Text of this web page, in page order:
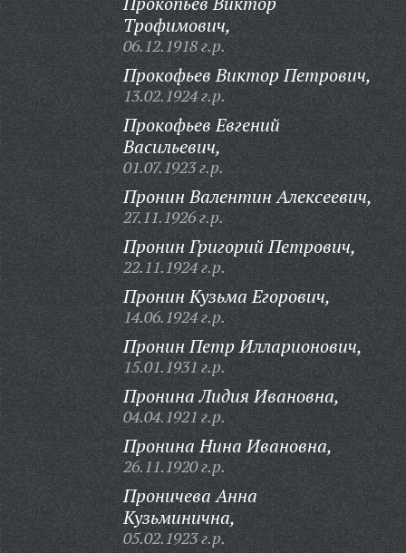
Трофимович,
06.12.1918 г.р.
Прокофьев Виктор Петрович,
13.02.1924 г.р.
Прокофьев Евгений
Васильевич,
01.07.1923 г.р.
Пронин Валентин Алексеевич,
27.11.1926 г.р.
Пронин Григорий Петрович,
22.11.1924 г.р.
Пронин Кузьма Егорович,
14.06.1924 г.р.
Пронин Петр Илларионович,
15.01.1931 г.р.
Пронина Лидия Ивановна,
04.04.1921 г.р.
Пронина Нина Ивановна,
26.11.1920 г.р.
Проничева Анна
Кузьминична,
05.02.1923 г.р.